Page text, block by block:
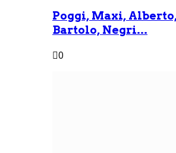
Poggi, Maxi,
Bartolo, Negri...
0